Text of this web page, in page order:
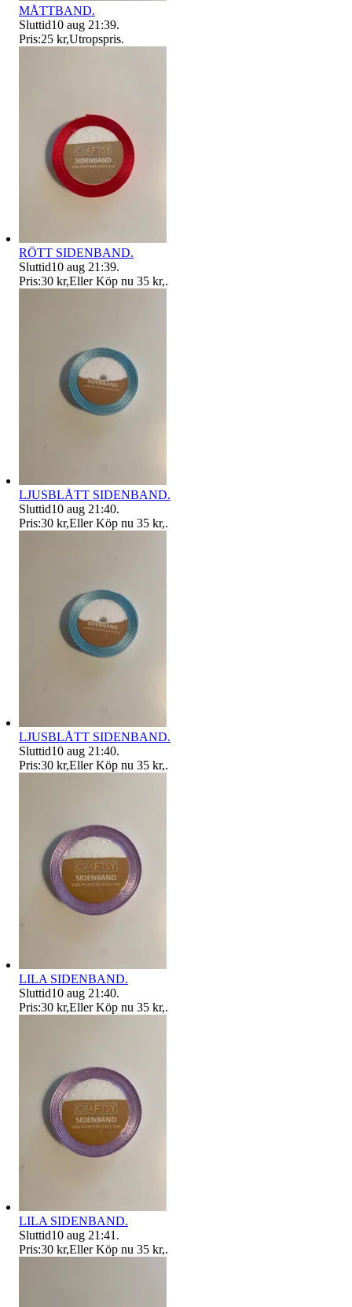
MÅTTBAND.
Sluttid10 aug 21:39.
Pris:25 kr,Utropspris.
RÖTT SIDENBAND.
Sluttid10 aug 21:39.
Pris:30 kr,Eller Köp nu 35 kr,.
LJUSBLÅTT SIDENBAND.
Sluttid10 aug 21:40.
Pris:30 kr,Eller Köp nu 35 kr,.
LJUSBLÅTT SIDENBAND.
Sluttid10 aug 21:40.
Pris:30 kr,Eller Köp nu 35 kr,.
LILA SIDENBAND.
Sluttid10 aug 21:40.
Pris:30 kr,Eller Köp nu 35 kr,.
LILA SIDENBAND.
Sluttid10 aug 21:41 .
Pris:30 kr,Eller Köp nu 35 kr,.